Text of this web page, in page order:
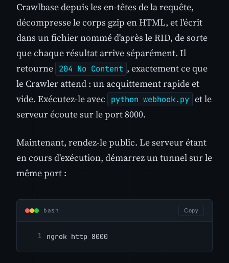
Crawlbase depuis les en-têtes de la requête,
décompresse le corps gzip en HTML, et l'écrit
dans un fichier nommé d'après le RID, de sorte
que chaque résultat arrive séparément. Il
retourne 204 No Content , exactement ce que
le Crawler attend : un acquittement rapide et
vide. Exécutez-le avec
python webhook.py et le
serveur écoute sur le port 8000.
Maintenant, rendez-le public. Le serveur étant
en cours d'exécution, démarrez un tunnel sur le
même port :
bash Copy
ngrok http 8000